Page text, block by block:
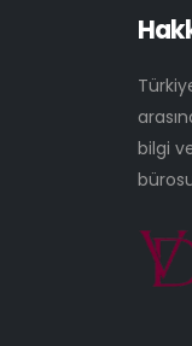
bilgi